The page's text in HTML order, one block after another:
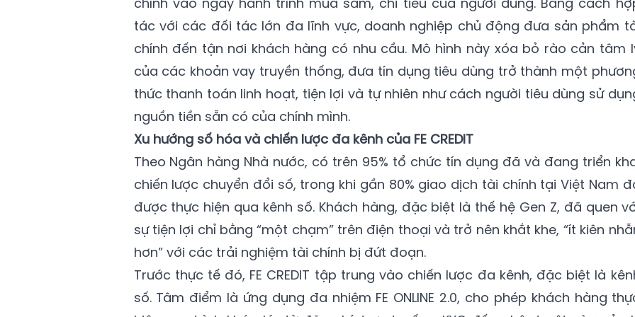
tác với các đối tác lớn đa lĩnh vực, doanh nghiệp chủ động đưa sản phẩm
chính đến tận nơi khách hàng có nhu cầu. Mô hình này xóa bỏ rào cản tâm
của các khoản vay truyền thống, đưa tín dụng tiêu dùng trở thành một
thức thanh toán linh hoạt, tiện lợi và tự nhiên như cách người tiêu dùng sử
nguồn tiền sẵn có của chính mình.
Xu hướng số hóa và chiến lược đa kênh của FE CREDIT
Theo Ngân hàng Nhà nước, có trên 95% tổ chức tín dụng đã và đang triển
chiến lược chuyển đổi số, trong khi gần 80% giao dịch tài chính tại Việt Nam
được thực hiện qua kênh số. Khách hàng, đặc biệt là thế hệ Gen Z, đã quen
sự tiện lợi chỉ bằng “một chạm” trên điện thoại và trở nên khắt khe, “ít kiên
hơn” với các trải nghiệm tài chính bị đứt đoạn.
Trước thực tế đó, FE CREDIT tập trung vào chiến lược đa kênh, đặc biệt là
số. Tâm điểm là ứng dụng đa nhiệm FE ONLINE 2.0, cho phép khách hàng